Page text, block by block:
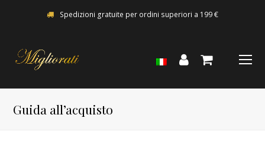
Spedizioni gratuite per ordini superiori a 199 €
Guida all’acquisto